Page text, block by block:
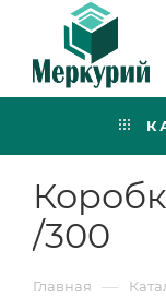
/300
Главная —